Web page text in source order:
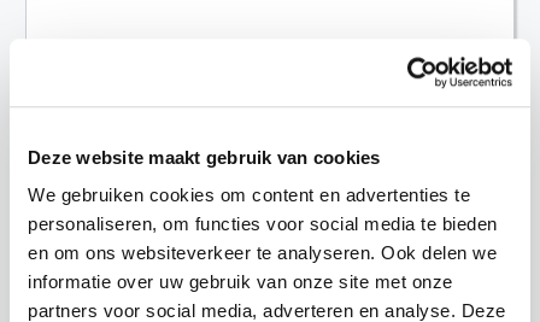
Deze website maakt gebruik van cookies
We gebruiken cookies om content en advertenties te
personaliseren, om functies voor social media te bieden
en om ons websiteverkeer te analyseren. Ook delen we
informatie over uw gebruik van onze site met onze
partners voor social media, adverteren en analyse. Deze
Meer lezen